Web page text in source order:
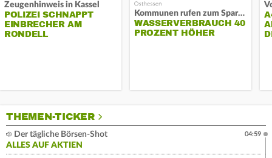
Zeugenhinweis in Kassel
POLIZEI SCHNAPPT
EINBRECHER AM
RONDELL
Kommunen rufen zum Sparen auf
WASSERVERBRAUCH 40
PROZENT HÖHER
THEMEN-TICKER
Der tägliche Börsen-Shot
ALLES AUF AKTIEN
04:59